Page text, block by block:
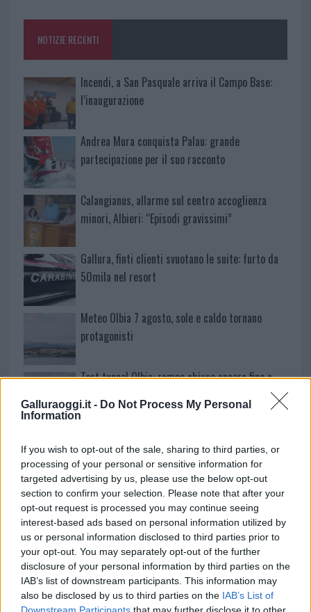
Galluraoggi.it - Do Not Process My Personal
Information
If you wish to opt-out of the sale, sharing to third parties, or
processing of your personal or sensitive information for
targeted advertising by us, please use the below opt-out
section to confirm your selection. Please note that after your
opt-out request is processed you may continue seeing
interest-based ads based on personal information utilized by
us or personal information disclosed to third parties prior to
your opt-out. You may separately opt-out of the further
disclosure of your personal information by third parties on the
IAB’s list of downstream participants. This information may
also be disclosed by us to third parties on the IAB’s List of
Downstream Participants that may further disclose it to other
o
k
p
NOTIZIE RECENTI
Incendi, a San Pasquale arriva il Campo Base:
l’inaugurazione
Andrea Mura conquista Palau: grande
partecipazione per il suo racconto
Calangianus, allarme sul centro accoglienza
minori, Albieri: “Episodi gravissimi”
Gallura, finti clienti svuotano le suite: furto da
50mila nel resort
Meteo Olbia 7 agosto, sole e caldo tornano
protagonisti
Test tunnel Olbia: rampe chiuse ancora fino a
amate dell’estate 2026